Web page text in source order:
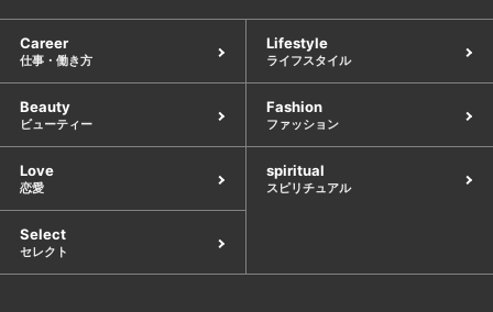
Career
仕事・働き方
Lifestyle
ライフスタイル
Beauty
ビューティー
Fashion
ファッション
Love
恋愛
spiritual
スピリチュアル
Select
セレクト